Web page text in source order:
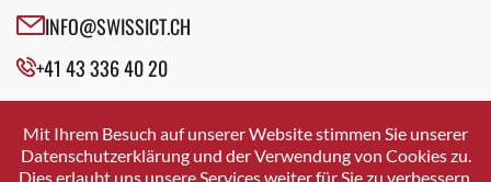
Crissier
Davos Platz
Dierikon
Dietikon
INFO@SWISSICT.CH
+41 43 336 40 20
SWISSICT
VULKANSTRASSE 120
8048 ZURICH
Mit Ihrem Besuch auf unserer Website stimmen Sie unserer
Datenschutzerklärung und der Verwendung von Cookies zu.
Dies erlaubt uns unsere Services weiter für Sie zu verbessern.